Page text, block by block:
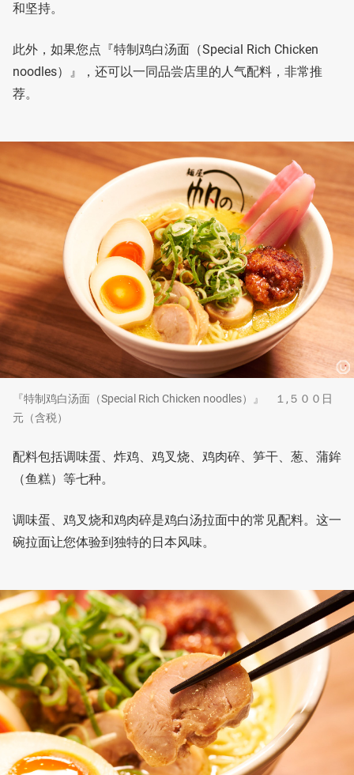
和坚持。
此外，如果您点『特制鸡白汤面（Special Rich Chicken
noodles）』，还可以一同品尝店里的人气配料，非常推
荐。
『特制鸡白汤面（Special Rich Chicken noodles）』 １,５００日
元（含税）
配料包括调味蛋、炸鸡、鸡叉烧、鸡肉碎、笋干、葱、蒲鉾
（鱼糕）等七种。
调味蛋、鸡叉烧和鸡肉碎是鸡白汤拉面中的常见配料。这一
碗拉面让您体验到独特的日本风味。